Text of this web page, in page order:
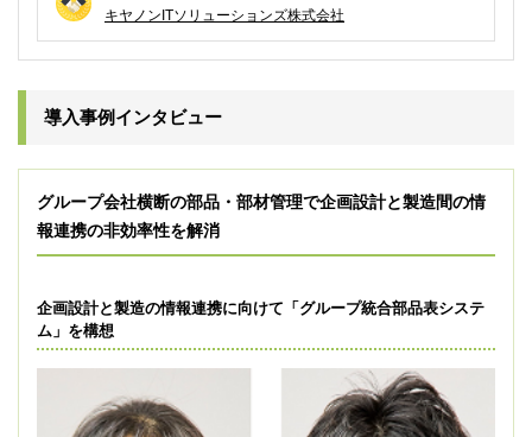
キヤノンITソリューションズ株式会社
導入事例インタビュー
グループ会社横断の部品・部材管理で企画設計と製造間の情
報連携の非効率性を解消
企画設計と製造の情報連携に向けて「グループ統合部品表システ
ム」を構想